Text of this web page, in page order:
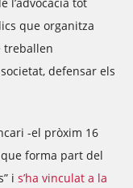
que organitza
treballen
defensar els
-el pròxim 16
que forma part del
i s’ha vinculat a la